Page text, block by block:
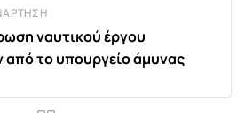
ναυτικού έργου
από το υπουργείο άμυνας